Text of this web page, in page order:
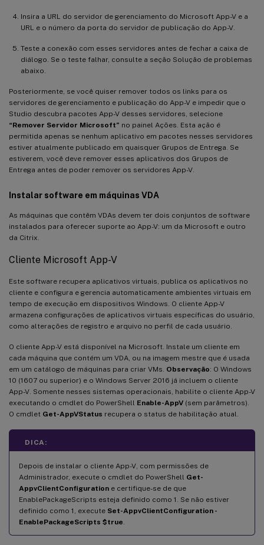
Insira a URL do servidor de gerenciamento do Microsoft App-V e a
URL e o número da porta do servidor de publicação do App-V.
Teste a conexão com esses servidores antes de fechar a caixa de
diálogo. Se o teste falhar, consulte a seção Solução de problemas
abaixo.
Posteriormente, se você quiser remover todos os links para os
servidores de gerenciamento e publicação do App-V e impedir que o
Studio descubra pacotes App-V desses servidores, selecione
“Remover Servidor Microsoft” no painel Ações. Esta ação é
permitida apenas se nenhum aplicativo em pacotes nesses servidores
estiver atualmente publicado em quaisquer Grupos de Entrega. Se
estiverem, você deve remover esses aplicativos dos Grupos de
Entrega antes de poder remover os servidores App-V.
Instalar software em máquinas VDA
As máquinas que contêm VDAs devem ter dois conjuntos de software
instalados para oferecer suporte ao App-V: um da Microsoft e outro
da Citrix.
Cliente Microsoft App-V
Este software recupera aplicativos virtuais, publica os aplicativos no
cliente e configura e gerencia automaticamente ambientes virtuais em
tempo de execução em dispositivos Windows. O cliente App-V
armazena configurações de aplicativos virtuais específicas do usuário,
como alterações de registro e arquivo no perfil de cada usuário.
O cliente App-V está disponível na Microsoft. Instale um cliente em
cada máquina que contém um VDA, ou na imagem mestre que é usada
em um catálogo de máquinas para criar VMs. Observação: O Windows
10 (1607 ou superior) e o Windows Server 2016 já incluem o cliente
App-V. Somente nesses sistemas operacionais, habilite o cliente App-V
executando o cmdlet do PowerShell Enable-AppV (sem parâmetros).
O cmdlet Get-AppVStatus recupera o status de habilitação atual.
DICA:
Depois de instalar o cliente App-V, com permissões de
Administrador, execute o cmdlet do PowerShell Get-
AppvClientConfiguration e certifique-se de que
EnablePackageScripts esteja definido como 1. Se não estiver
definido como 1, execute Set-AppvClientConfiguration -
EnablePackageScripts $true